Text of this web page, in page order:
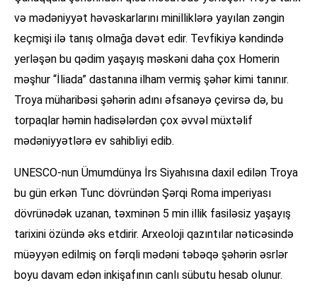
və mədəniyyət həvəskarlarını minilliklərə yayılan zəngin
keçmişi ilə tanış olmağa dəvət edir. Tevfikiyə kəndində
yerləşən bu qədim yaşayış məskəni daha çox Homerin
məşhur “İliada” dastanına ilham vermiş şəhər kimi tanınır.
Troya müharibəsi şəhərin adını əfsanəyə çevirsə də, bu
torpaqlar həmin hadisələrdən çox əvvəl müxtəlif
mədəniyyətlərə ev sahibliyi edib.
UNESCO-nun Ümumdünya İrs Siyahısına daxil edilən Troya
bu gün erkən Tunc dövründən Şərqi Roma imperiyası
dövrünədək uzanan, təxminən 5 min illik fasiləsiz yaşayış
tarixini özündə əks etdirir. Arxeoloji qazıntılar nəticəsində
müəyyən edilmiş on fərqli mədəni təbəqə şəhərin əsrlər
boyu davam edən inkişafının canlı sübutu hesab olunur.